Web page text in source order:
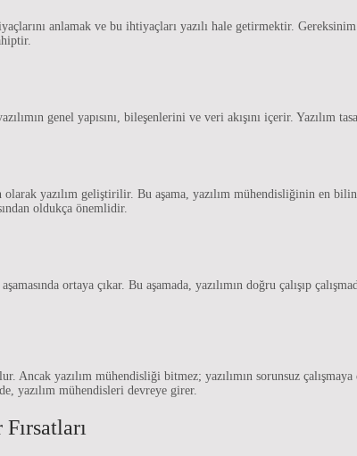
anlamak ve bu ihtiyaçları yazılı hale getirmektir.
genel yapısını, bileşenlerini ve veri akışını içerir. Yazılım
olarak yazılım geliştirilir. Bu aşama, yazılım mühendisliğinin en
oldukça önemlidir.
ortaya çıkar. Bu aşamada, yazılımın doğru çalışıp
Ancak yazılım mühendisliği bitmez; yazılımın sorunsuz
yazılım mühendisleri devreye girer.